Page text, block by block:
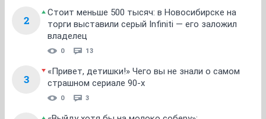
2
Стоит меньше 500 тысяч: в Новосибирске на
торги выставили серый Infiniti — его заложил
владелец
0 13
3
«Привет, детишки!» Чего вы не знали о самом
страшном сериале 90-х
0 3